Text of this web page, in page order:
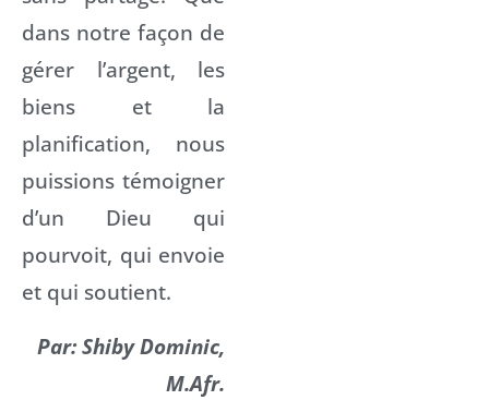
dans notre façon de
gérer l’argent, les
biens et la
planification, nous
puissions témoigner
d’un Dieu qui
pourvoit, qui envoie
et qui soutient.
Par: Shiby Dominic,
M.Afr.